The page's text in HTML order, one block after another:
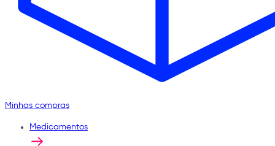
Minhas compras
Medicamentos